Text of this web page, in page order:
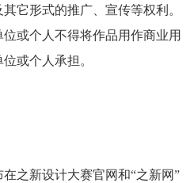
它形式的推广、宣传等权利。
或个人不得将作品用作商业用
或个人承担。
之新设计大赛官网和“之新网”